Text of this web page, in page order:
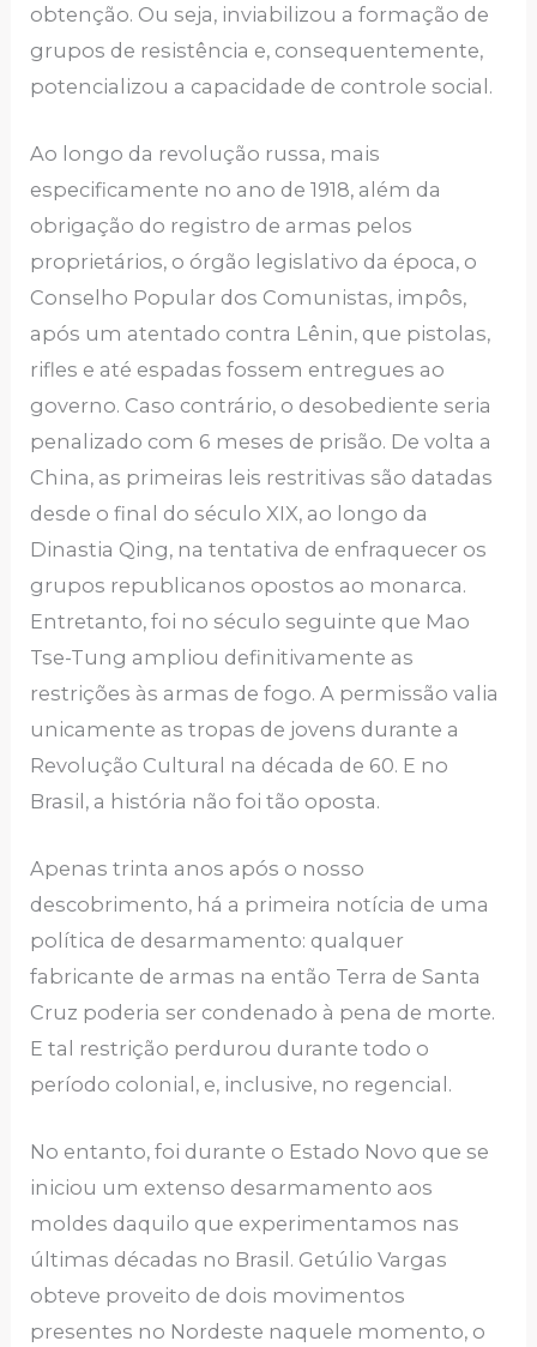
obtenção. Ou seja, inviabilizou a formação de
grupos de resistência e, consequentemente,
potencializou a capacidade de controle social.
Ao longo da revolução russa, mais
especificamente no ano de 1918, além da
obrigação do registro de armas pelos
proprietários, o órgão legislativo da época, o
Conselho Popular dos Comunistas, impôs,
após um atentado contra Lênin, que pistolas,
rifles e até espadas fossem entregues ao
governo. Caso contrário, o desobediente seria
penalizado com 6 meses de prisão. De volta a
China, as primeiras leis restritivas são datadas
desde o final do século XIX, ao longo da
Dinastia Qing, na tentativa de enfraquecer os
grupos republicanos opostos ao monarca.
Entretanto, foi no século seguinte que Mao
Tse-Tung ampliou definitivamente as
restrições às armas de fogo. A permissão valia
unicamente as tropas de jovens durante a
Revolução Cultural na década de 60. E no
Brasil, a história não foi tão oposta.
Apenas trinta anos após o nosso
descobrimento, há a primeira notícia de uma
política de desarmamento: qualquer
fabricante de armas na então Terra de Santa
Cruz poderia ser condenado à pena de morte.
E tal restrição perdurou durante todo o
período colonial, e, inclusive, no regencial.
No entanto, foi durante o Estado Novo que se
iniciou um extenso desarmamento aos
moldes daquilo que experimentamos nas
últimas décadas no Brasil. Getúlio Vargas
obteve proveito de dois movimentos
presentes no Nordeste naquele momento, o